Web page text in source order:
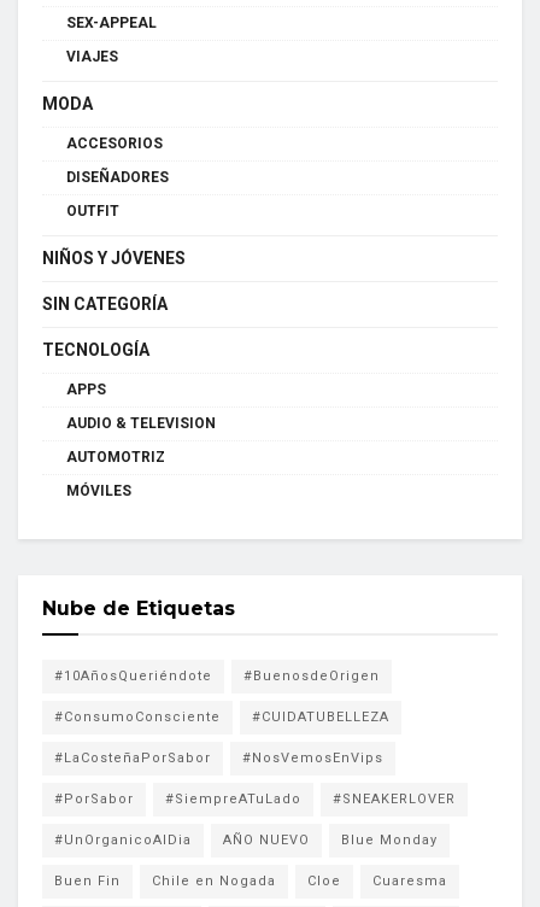
SEX-APPEAL
VIAJES
MODA
ACCESORIOS
DISEÑADORES
OUTFIT
NIÑOS Y JÓVENES
SIN CATEGORÍA
TECNOLOGÍA
APPS
AUDIO & TELEVISION
AUTOMOTRIZ
MÓVILES
Nube de Etiquetas
#10AñosQueriéndote #BuenosdeOrigen
#ConsumoConsciente #CUIDATUBELLEZA
#LaCosteñaPorSabor #NosVemosEnVips
#PorSabor #SiempreATuLado #SNEAKERLOVER
#UnOrganicoAlDia AÑO NUEVO Blue Monday
Buen Fin Chile en Nogada Cloe Cuaresma